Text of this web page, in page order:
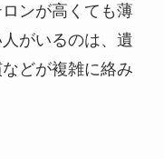
ンが高くても薄
がいるのは、遺
どが複雑に絡み